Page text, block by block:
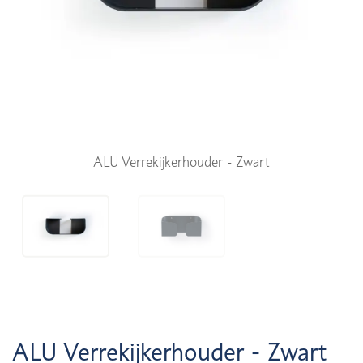
ALU Verrekijkerhouder - Zwart
ALU Verrekijkerhouder - Zwart